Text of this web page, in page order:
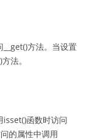
方法。当设置
法。
isset()函数时访问
的属性中调用